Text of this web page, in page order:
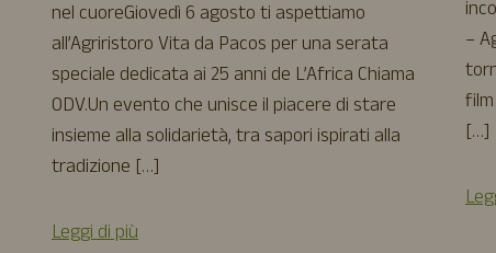
nel cuoreGiovedì 6 agosto ti aspettiamo
all’Agriristoro Vita da Pacos per una serata
speciale dedicata ai 25 anni de L’Africa Chiama
ODV.Un evento che unisce il piacere di stare
insieme alla solidarietà, tra sapori ispirati alla
tradizione […]
Leggi di più
–
[…]